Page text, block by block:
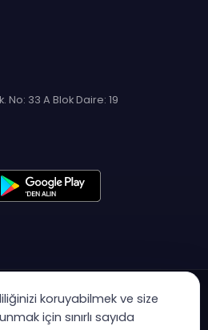
No: 33 A Blok Daire: 19
koruyabilmek ve size
için sınırlı sayıda